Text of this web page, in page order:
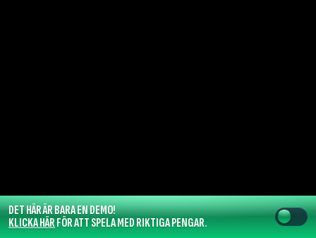
DET HÄR ÄR BARA EN DEMO!
KLICKA HÄRFÖR ATT SPELA MED RIKTIGA PENGAR.